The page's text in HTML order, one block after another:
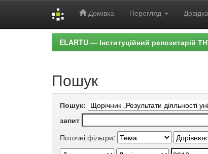
Домівка Перегляд Довідка
ELARTU — Інституційний репозитарій
Пошук
Пошук:
запит
Поточні фільтри: